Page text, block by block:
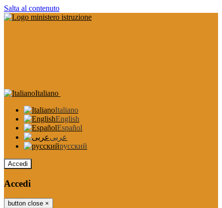
Salta al contenuto
Italiano
Italiano
English
Español
عربى
русский
Accedi
Accedi
button close ×